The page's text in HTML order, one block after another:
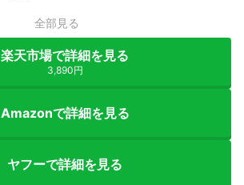
全部見る
楽天市場で詳細を見る
3,890円
Amazonで詳細を見る
ヤフーで詳細を見る